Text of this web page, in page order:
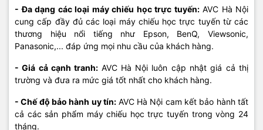
- Đa dạng các loại máy chiếu học trực tuyến:AVC Hà Nội
cung cấp đầy đủ các loại máy chiếu học trực tuyến từ các
thương hiệu nổi tiếng như Epson, BenQ, Viewsonic,
Panasonic,... đáp ứng mọi nhu cầu của khách hàng.
- Giá cả cạnh tranh: AVC Hà Nội luôn cập nhật giá cả thị
trường và đưa ra mức giá tốt nhất cho khách hàng.
- Chế độ bảo hành uy tín: AVC Hà Nội cam kết bảo hành tất
cả các sản phẩm máy chiếu học trực tuyến trong vòng 24
tháng.